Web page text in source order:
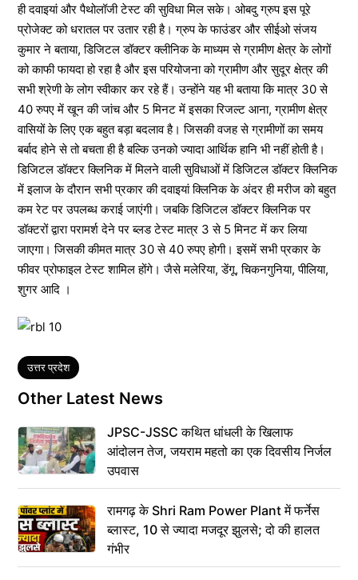
ही दवाइयां और पैथोलॉजी टेस्ट की सुविधा मिल सके। ओबदु ग्रुप इस पूरे
प्रोजेक्ट को धरातल पर उतार रही है। ग्रुप के फाउंडर और सीईओ संजय
कुमार ने बताया, डिजिटल डॉक्टर क्लीनिक के माध्यम से ग्रामीण क्षेत्र के लोगों
को काफी फायदा हो रहा है और इस परियोजना को ग्रामीण और सुदूर क्षेत्र की
सभी श्रेणी के लोग स्वीकार कर रहे हैं। उन्होंने यह भी बताया कि मात्र 30 से
40 रुपए में खून की जांच और 5 मिनट में इसका रिजल्ट आना, ग्रामीण क्षेत्र
वासियों के लिए एक बहुत बड़ा बदलाव है। जिसकी वजह से ग्रामीणों का समय
बर्बाद होने से तो बचता ही है बल्कि उनको ज्यादा आर्थिक हानि भी नहीं होती है।
डिजिटल डॉक्टर क्लिनिक में मिलने वाली सुविधाओं में डिजिटल डॉक्टर क्लिनिक
में इलाज के दौरान सभी प्रकार की दवाइयां क्लिनिक के अंदर ही मरीज को बहुत
कम रेट पर उपलब्ध कराई जाएंगी। जबकि डिजिटल डॉक्टर क्लिनिक पर
डॉक्टरों द्वारा परामर्श देने पर ब्लड टेस्ट मात्र 3 से 5 मिनट में कर लिया
जाएगा। जिसकी कीमत मात्र 30 से 40 रुपए होगी। इसमें सभी प्रकार के
फीवर प्रोफाइल टेस्ट शामिल होंगे। जैसे मलेरिया, डेंगू, चिकनगुनिया, पीलिया,
शुगर आदि ।
Tags
उत्तर प्रदेश
Other Latest News
JPSC-JSSC कथित धांधली के खिलाफ
आंदोलन तेज, जयराम महतो का एक दिवसीय निर्जल
उपवास
रामगढ़ के Shri Ram Power Plant में फर्नेस
ब्लास्ट, 10 से ज्यादा मजदूर झुलसे; दो की हालत
गंभीर